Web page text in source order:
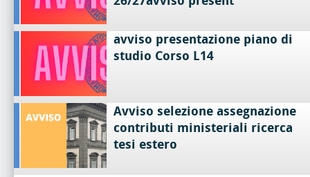
avviso presentazione piano di
studio Corso L14
Avviso selezione assegnazione
contributi ministeriali ricerca
tesi estero